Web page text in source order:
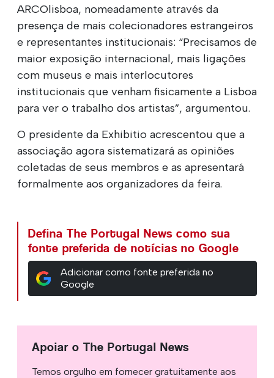
ARCOlisboa, nomeadamente através da
presença de mais colecionadores estrangeiros
e representantes institucionais: “Precisamos de
maior exposição internacional, mais ligações
com museus e mais interlocutores
institucionais que venham fisicamente a Lisboa
para ver o trabalho dos artistas”, argumentou.
O presidente da Exhibitio acrescentou que a
associação agora sistematizará as opiniões
coletadas de seus membros e as apresentará
formalmente aos organizadores da feira.
Defina The Portugal News como sua
fonte preferida de notícias no Google
Adicionar como fonte preferida no
Google
Apoiar o The Portugal News
Temos orgulho em fornecer gratuitamente aos